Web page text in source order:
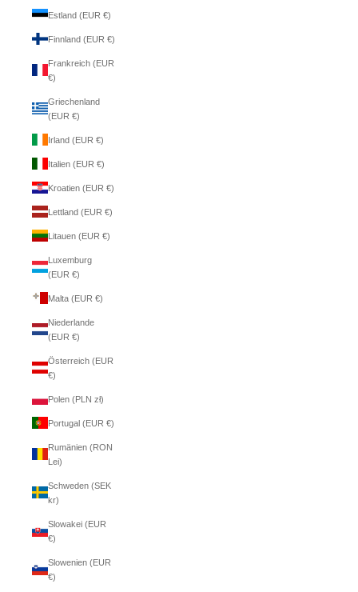
Estland (EUR €)
Finnland (EUR €)
Frankreich (EUR
€)
Griechenland
(EUR €)
Irland (EUR €)
Italien (EUR €)
Kroatien (EUR €)
Lettland (EUR €)
Litauen (EUR €)
Luxemburg
(EUR €)
Malta (EUR €)
Niederlande
(EUR €)
Österreich (EUR
€)
Polen (PLN zł)
Portugal (EUR €)
Rumänien (RON
Lei)
Schweden (SEK
kr)
Slowakei (EUR
€)
Slowenien (EUR
€)